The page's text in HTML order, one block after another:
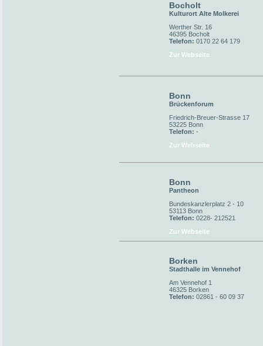
Bocholt
Kulturort Alte Molkerei
Werther Str. 16
46395 Bocholt
Telefon: 0170 22 64 179
Zur Webseite
Bonn
Brückenforum
Friedrich-Breuer-Strasse 17
53225 Bonn
Telefon: -
Zur Webseite
Bonn
Pantheon
Bundeskanzlerplatz 2 - 10
53113 Bonn
Telefon: 0228- 212521
Zur Webseite
Borken
Stadthalle im Vennehof
Am Vennehof 1
46325 Borken
Telefon: 02861 - 60 09 37